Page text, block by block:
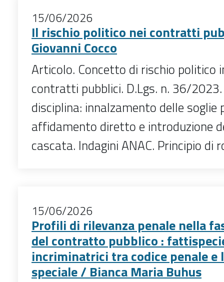
15/06/2026
Il rischio politico nei contratti
Giovanni Cocco
Articolo. Concetto di rischio politico
contratti pubblici. D.Lgs. n. 36/
disciplina: innalzamento delle soglie
affidamento diretto e introduzione
cascata. Indagini ANAC. Principio di
15/06/2026
Profili di rilevanza penale nella
del contratto pubblico :
incriminatrici tra codice penale e
speciale / Bianca Maria Buhus